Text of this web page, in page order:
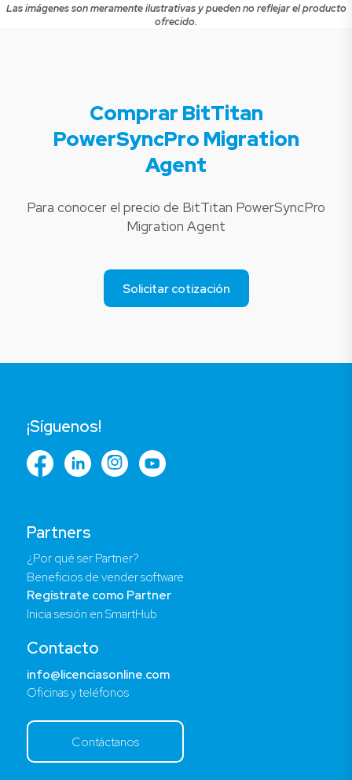
Las imágenes son meramente ilustrativas y pueden no reflejar el producto
ofrecido.
Comprar BitTitan
PowerSyncPro Migration
Agent
Para conocer el precio de BitTitan PowerSyncPro
Migration Agent
Solicitar cotización
Partners
¿Por qué ser Partner?
Beneficios de vender software
Regístrate como Partner
Inicia sesión en SmartHub
Contacto
info@licenciasonline.com
Oficinas y teléfonos
Contáctanos
¡Síguenos!